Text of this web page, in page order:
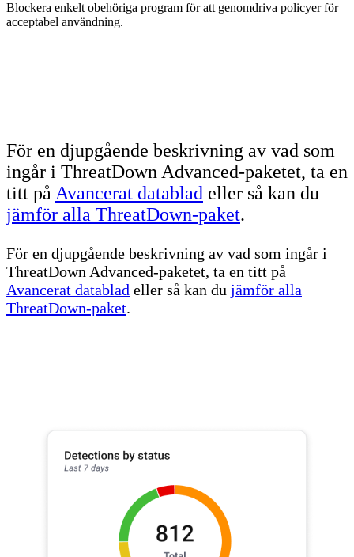
Blockera enkelt obehöriga program för att genomdriva policyer för
acceptabel användning.
För en djupgående beskrivning av vad som
ingår i ThreatDown Advanced-paketet, ta en
titt påAvancerat datablad eller så kan du
jämför alla ThreatDown-paket.
För en djupgående beskrivning av vad som ingår i
ThreatDown Advanced-paketet, ta en titt på
Avancerat datablad eller så kan du jämför alla
ThreatDown-paket.